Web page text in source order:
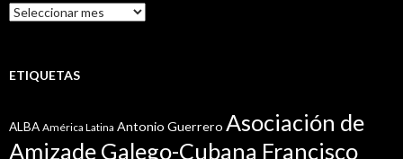
Histórico
ETIQUETAS
ALBA América Latina Antonio Guerrero Asociación de
Amizade Galego-Cubana Francisco